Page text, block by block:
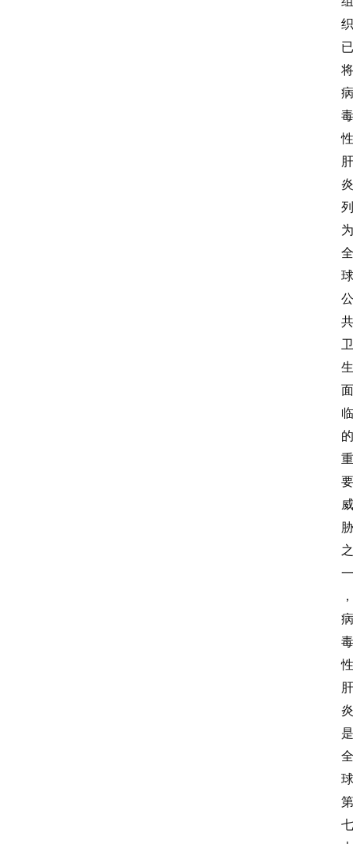
织
已
将
病
毒
性
肝
炎
列
为
全
球
公
共
卫
生
面
临
的
重
要
威
胁
之
一
，
病
毒
性
肝
炎
是
全
球
第
七